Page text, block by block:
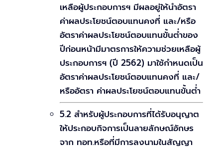
เหลือผู้ประกอบการฯ มีผลอยู่ให้นำอัตรา
ค่าผลประโยชน์ตอบแทนคงที่ และ/หรือ
อัตราค่าผลประโยชน์ตอบแทนขั้นต่ำของ
ปีก่อนหน้ามีมาตรการให้ความช่วยเหลือผู้
ประกอบการฯ (ปี 2562) มาใช้กำหนดเป็น
อัตราค่าผลประโยชน์ตอบแทนคงที่ และ/
หรืออัตรา ค่าผลประโยชน์ตอบแทนขั้นต่ำ
5.2 สำหรับผู้ประกอบการที่ได้รับอนุญาต
ให้ประกอบกิจการเป็นลายลักษณ์อักษร
จาก ทอท.หรือที่มีการลงนามในสัญญา